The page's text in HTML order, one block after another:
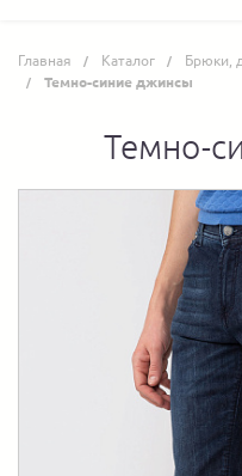
Главная Каталог Брюки,
Темно-синие джинсы
Темно-